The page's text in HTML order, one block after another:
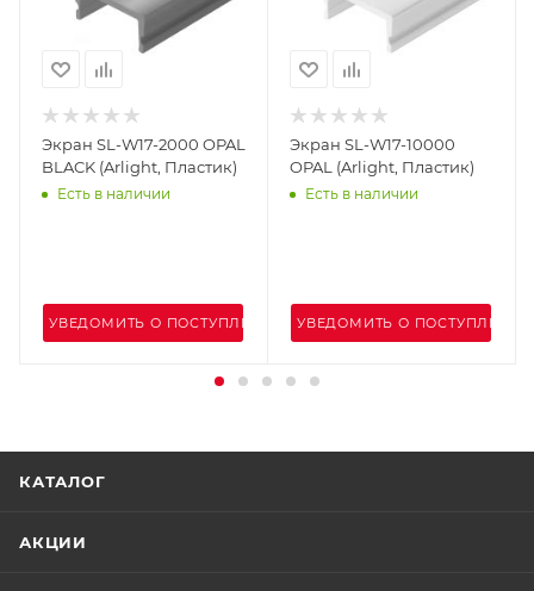
Экран SL-W17-2000 OPAL
BLACK (Arlight, Пластик)
Есть в наличии
УВЕДОМИТЬ О ПОСТУПЛЕНИИ
Экран SL-W17-10000
OPAL (Arlight, Пластик)
Есть в наличии
УВЕДОМИТЬ О ПОСТУПЛЕНИИ
КАТАЛОГ
АКЦИИ